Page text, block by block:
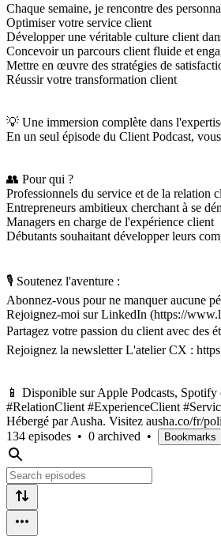
Chaque semaine, je rencontre des
Optimiser votre service client
Développer une véritable culture client
Concevoir un parcours client fluide et
Mettre en œuvre des stratégies de
Réussir votre transformation client
💡 Une immersion complète dans
En un seul épisode du Client Podcast,
👥 Pour qui ?
Professionnels du service et de la relation
Entrepreneurs ambitieux cherchant à se
Managers en charge de l'expérience client
Débutants souhaitant développer leurs
🎙 Soutenez l'aventure :
Abonnez-vous pour ne manquer aucune
Rejoignez-moi sur LinkedIn (https://
Partagez votre passion du client avec des
Rejoignez la newsletter L'atelier CX :
📱 Disponible sur Apple Podcasts, Spotify
#RelationClient #ExperienceClient
Hébergé par Ausha. Visitez ausha.co/fr/
134 episodes • 0 archived • Bookmarks